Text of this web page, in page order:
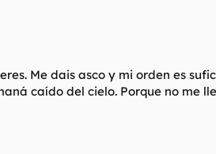
Me dais asco y mi orden es
caído del cielo. Porque no me